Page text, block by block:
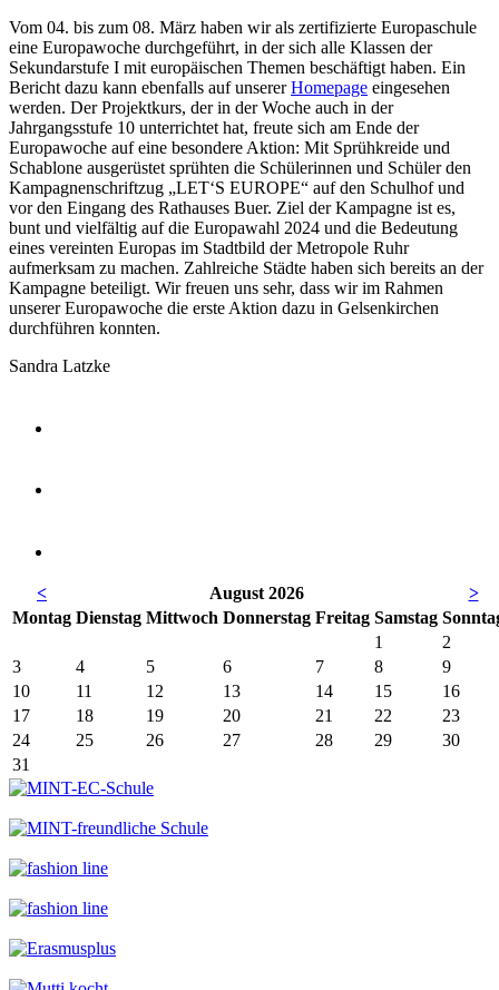
Vom 04. bis zum 08. März haben wir als zertifizierte Europaschule
eine Europawoche durchgeführt, in der sich alle Klassen der
Sekundarstufe I mit europäischen Themen beschäftigt haben. Ein
Bericht dazu kann ebenfalls auf unsererHomepage eingesehen
werden. Der Projektkurs, der in der Woche auch in der
Jahrgangsstufe 10 unterrichtet hat, freute sich am Ende der
Europawoche auf eine besondere Aktion: Mit Sprühkreide und
Schablone ausgerüstet sprühten die Schülerinnen und Schüler den
Kampagnenschriftzug „LET‘S EUROPE“ auf den Schulhof und
vor den Eingang des Rathauses Buer. Ziel der Kampagne ist es,
bunt und vielfältig auf die Europawahl 2024 und die Bedeutung
eines vereinten Europas im Stadtbild der Metropole Ruhr
aufmerksam zu machen. Zahlreiche Städte haben sich bereits an der
Kampagne beteiligt. Wir freuen uns sehr, dass wir im Rahmen
unserer Europawoche die erste Aktion dazu in Gelsenkirchen
durchführen konnten.
Sandra Latzke
< August 2026
>
Montag Dienstag Mittwoch Donnerstag Freitag Samstag So
1
2
3
4 5 6 7 8
9
10
11 12 13 14 15
16
17
18 19 20 21 22
23
24
25 26 27 28 29
30
31